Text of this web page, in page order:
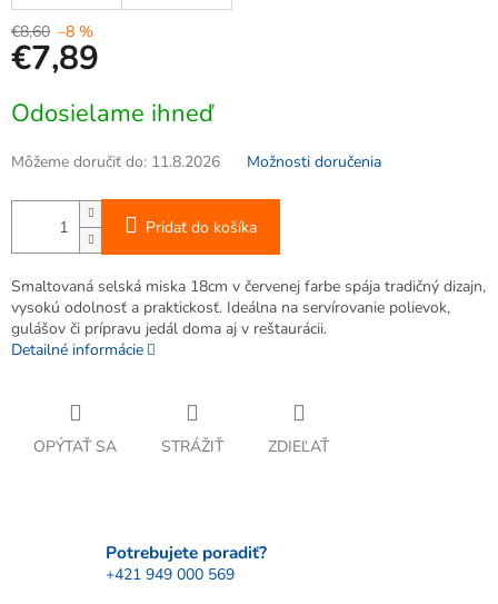
€8,60 –8 %
€7,89
cena:
Odosielame ihneď
Môžeme doručiť do: 11.8.2026 Možnosti doručenia
Pridať do košíka
Smaltovaná selská miska 18cm v červenej farbe spája tradičný dizajn,
vysokú odolnosť a praktickosť. Ideálna na servírovanie polievok,
gulášov či prípravu jedál doma aj v reštaurácii.
Detailné informácie
OPÝTAŤ SA STRÁŽIŤ ZDIEĽAŤ
Potrebujete poradiť?
+421 949 000 569